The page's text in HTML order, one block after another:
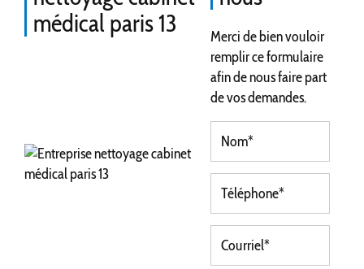
médical paris 13
Merci de bien vouloir
remplir ce formulaire
afin de nous faire part
de vos demandes.